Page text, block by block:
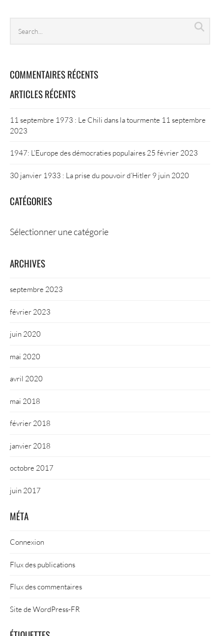
archives
COMMENTAIRES RÉCENTS
ARTICLES RÉCENTS
11 septembre 1973 : Le Chili dans la tourmente 11 septembre
2023
1947: L’Europe des démocraties populaires 25 février 2023
30 janvier 1933 : La prise du pouvoir d’Hitler 9 juin 2020
CATÉGORIES
ARCHIVES
septembre 2023
février 2023
juin 2020
mai 2020
avril 2020
mai 2018
février 2018
janvier 2018
octobre 2017
juin 2017
MÉTA
Connexion
Flux des publications
Flux des commentaires
Site de WordPress-FR